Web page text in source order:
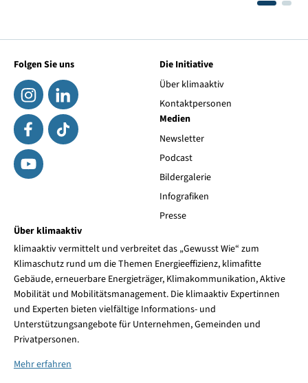
Folgen Sie uns
Die Initiative
Über klimaaktiv
Kontaktpersonen
Medien
Newsletter
Podcast
Bildergalerie
Infografiken
Presse
Über klimaaktiv
klimaaktiv vermittelt und verbreitet das „Gewusst Wie“ zum
Klimaschutz rund um die Themen Energieeffizienz, klimafitte
Gebäude, erneuerbare Energieträger, Klimakommunikation, Aktive
Mobilität und Mobilitätsmanagement. Die klimaaktiv Expertinnen
und Experten bieten vielfältige Informations- und
Unterstützungsangebote für Unternehmen, Gemeinden und
Privatpersonen.
Mehr erfahren